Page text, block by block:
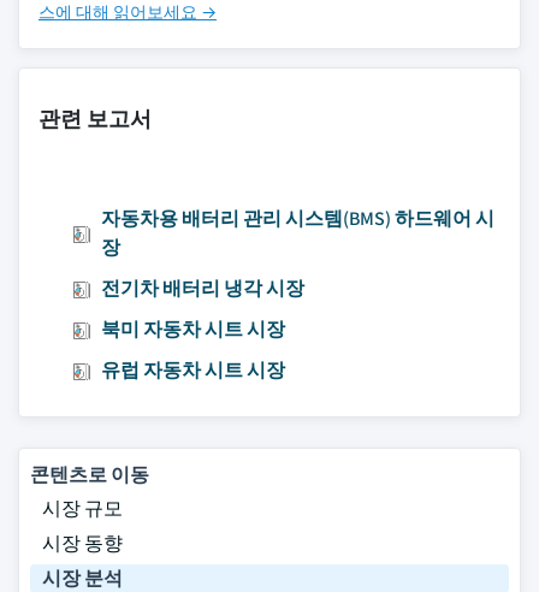
스에 대해 읽어보세요 →
관련 보고서
자동차용 배터리 관리 시스템(BMS) 하드웨어 시
장
전기차 배터리 냉각 시장
북미 자동차 시트 시장
유럽 자동차 시트 시장
콘텐츠로 이동
시장 규모
시장 동향
시장 분석